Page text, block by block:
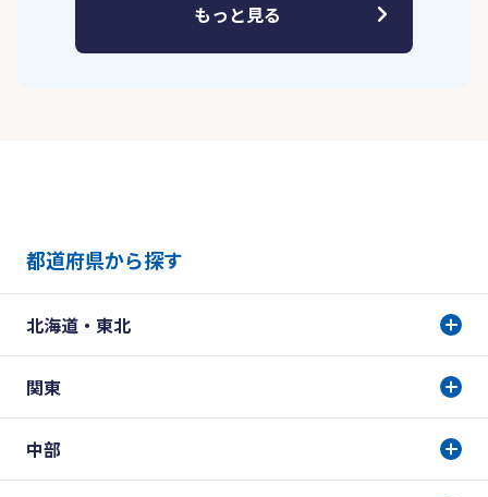
もっと見る
都道府県から探す
北海道・東北
関東
中部